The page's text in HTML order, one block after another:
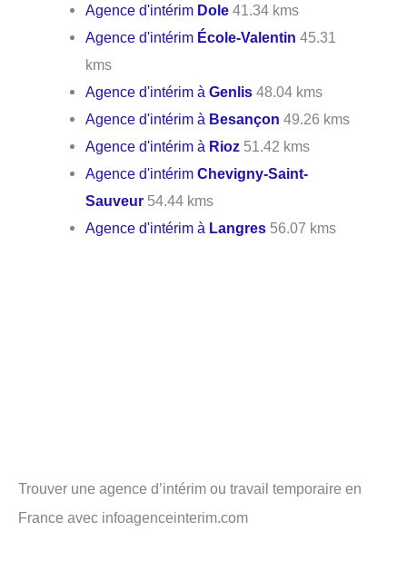
Agence d'intérim Dole 41.34 kms
Agence d'intérim École-Valentin 45.31
kms
Agence d'intérim àGenlis 48.04 kms
Agence d'intérim à Besançon 49.26 kms
Agence d'intérim à Rioz 51.42 kms
Agence d'intérimChevigny-Saint-
Sauveur 54.44 kms
Agence d'intérim à Langres 56.07 kms
Trouver une agence d’intérim ou travail temporaire en
France avec infoagenceinterim.com